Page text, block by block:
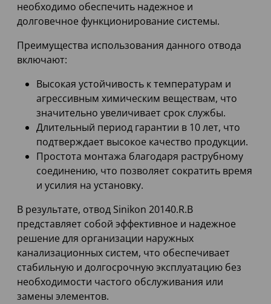
необходимо обеспечить надежное и
долговечное функционирование системы.
Преимущества использования данного отвода
включают:
Высокая устойчивость к температурам и
агрессивным химическим веществам, что
значительно увеличивает срок службы.
Длительный период гарантии в 10 лет, что
подтверждает высокое качество продукции.
Простота монтажа благодаря раструбному
соединению, что позволяет сократить время
и усилия на установку.
В результате, отвод Sinikon 20140.R.B
представляет собой эффективное и надежное
решение для организации наружных
канализационных систем, что обеспечивает
стабильную и долгосрочную эксплуатацию без
необходимости частого обслуживания или
замены элементов.